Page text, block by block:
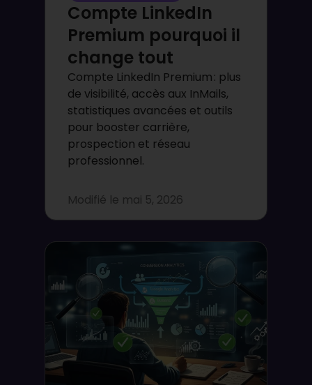
Compte LinkedIn
Premium pourquoi il
change tout
Compte LinkedIn Premium : plus
de visibilité, accès aux InMails,
statistiques avancées et outils
pour booster carrière,
prospection et réseau
professionnel.
Modifié le mai 5, 2026